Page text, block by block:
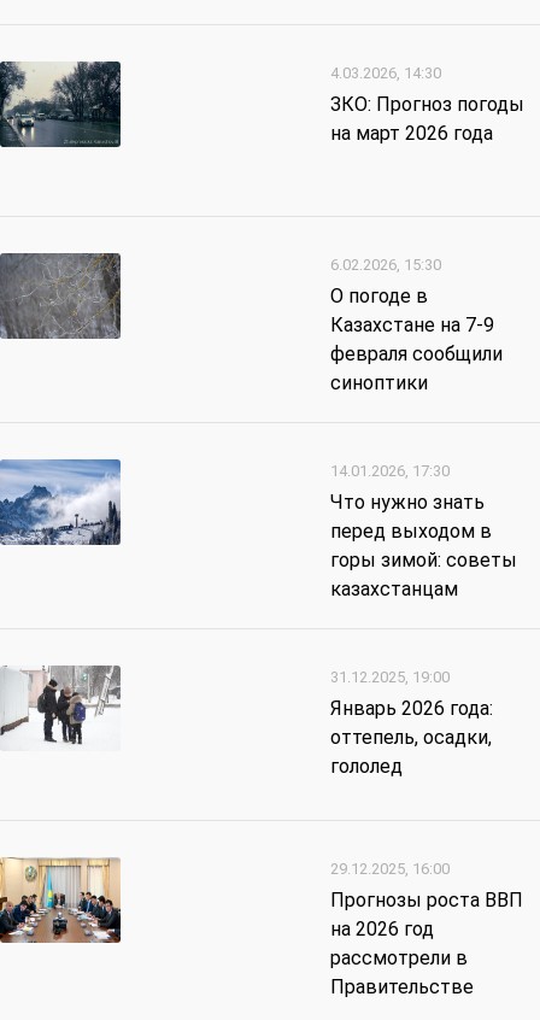
4.03.2026, 14:30
ЗКО: Прогноз погоды
на март 2026 года
6.02.2026, 15:30
О погоде в
Казахстане на 7-9
февраля сообщили
синоптики
14.01.2026, 17:30
Что нужно знать
перед выходом в
горы зимой: советы
казахстанцам
31.12.2025, 19:00
Январь 2026 года:
оттепель, осадки,
гололед
29.12.2025, 16:00
Прогнозы роста ВВП
на 2026 год
рассмотрели в
Правительстве